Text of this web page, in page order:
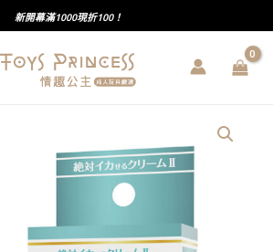
新開幕滿1000現折100！